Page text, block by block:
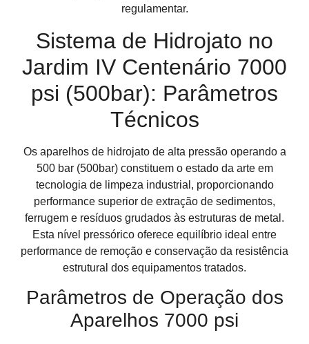
regulamentar.
Sistema de Hidrojato no
Jardim IV Centenário 7000
psi (500bar): Parâmetros
Técnicos
Os aparelhos de hidrojato de alta pressão operando a
500 bar (500bar) constituem o estado da arte em
tecnologia de limpeza industrial, proporcionando
performance superior de extração de sedimentos,
ferrugem e resíduos grudados às estruturas de metal.
Esta nível pressórico oferece equilíbrio ideal entre
performance de remoção e conservação da resistência
estrutural dos equipamentos tratados.
Parâmetros de Operação dos
Aparelhos 7000 psi